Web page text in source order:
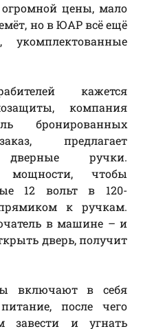
цены, мало
но в ЮАР всё ещё
кажется
компания
бронированных
предлагает
дверные ручки.
мощности, чтобы
12 вольт в 120-
к ручкам.
в машине – и
дверь, получит
включают в себя
после чего
завести и угнать